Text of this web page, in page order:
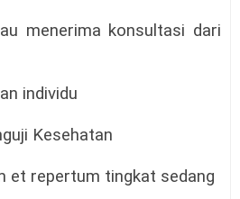
menerima konsultasi dari
individu
Kesehatan
et repertum tingkat sedang